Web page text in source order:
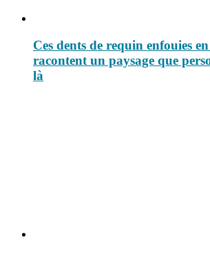
Ces dents de requin enfouies
racontent un paysage que
là